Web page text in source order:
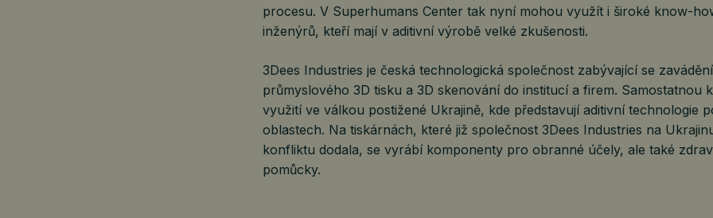
procesu. V Superhumans Center tak nyní mohou využít i široké know-
inženýrů, kteří mají v aditivní výrobě velké zkušenosti.
3Dees Industries je česká technologická společnost zabývající se
průmyslového 3D tisku a 3D skenování do institucí a firem. Samostatnou
využití ve válkou postižené Ukrajině, kde představují aditivní technologie
oblastech. Na tiskárnách, které již společnost 3Dees Industries na
konfliktu dodala, se vyrábí komponenty pro obranné účely, ale také
pomůcky.